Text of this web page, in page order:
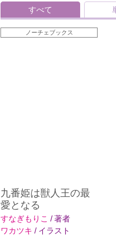
すべて
ノーチェブックス
九番姫は獣人王の最
愛となる
すなぎもりこ / 著者
ワカツキ / イラスト